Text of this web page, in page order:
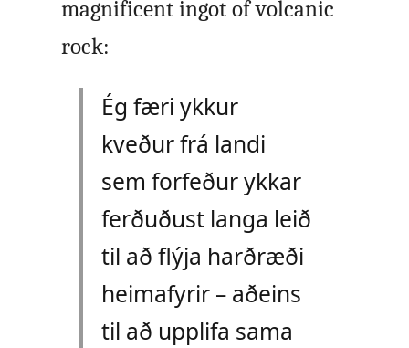
magnificent ingot of volcanic
rock:
Ég færi ykkur
kveður frá landi
sem forfeður ykkar
ferðuðust langa leið
til að flýja harðræði
heimafyrir – aðeins
til að upplifa sama